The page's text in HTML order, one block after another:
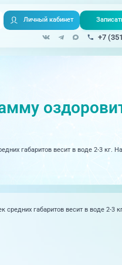
Личный кабинет
+7
220-
Единая справочная
220- Центр амбулаторной
(7142)
003
Справочный телефон для
Казахстана
габаритов весит в воде 2-3 кг.
габаритов весит в воде 2-3
Урология
Хирургия